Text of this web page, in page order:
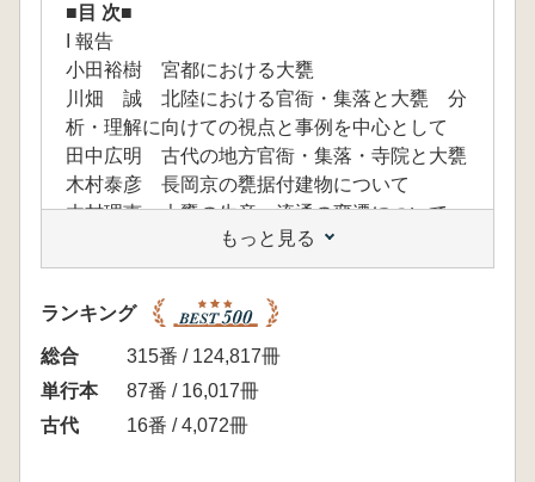
■目 次■
I 報告
小田裕樹 宮都における大甕
川畑 誠 北陸における官衙・集落と大甕 分
析・理解に向けての視点と事例を中心として
田中広明 古代の地方官衙・集落・寺院と大甕
木村泰彦 長岡京の甕据付建物について
木村理恵 大甕の生産・流通の変遷について
垂下形縁帯状口縁をもつ大甕を中心に
三舟隆之 大甕を使う 文献史料に見える
「甕」とその用法
Ⅱ 討議
資料編
1 宮都
2 官衙・集落・その他
もっと見る
ランキング
総合
315番 / 124,817冊
単行本
87番 / 16,017冊
古代
16番 / 4,072冊